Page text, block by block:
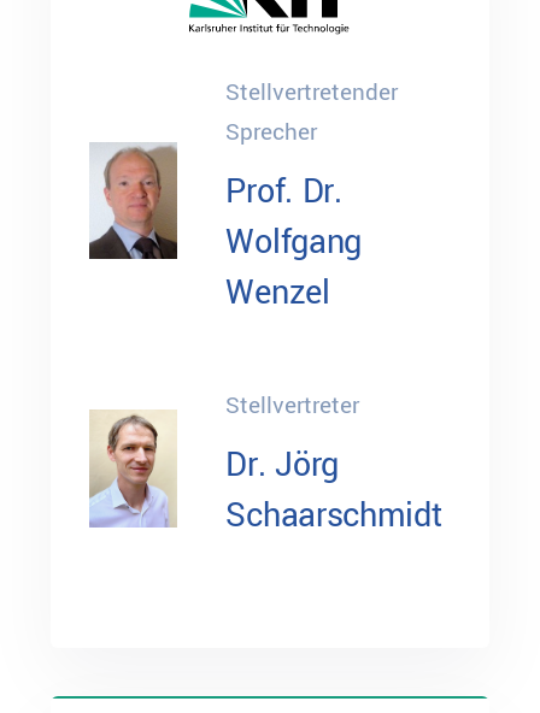
Stellvertretender
Sprecher
Prof. Dr.
Wolfgang
Wenzel
Stellvertreter
Dr. Jörg
Schaarschmidt